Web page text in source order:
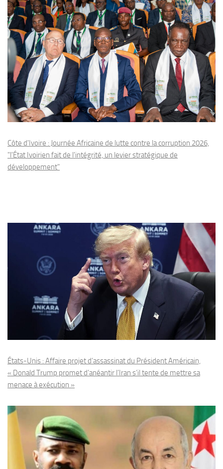
Côte d'Ivoire : Journée Africaine de lutte contre la corruption 2026,
"l'État Ivoirien fait de l'intégrité, un levier stratégique de
développement"
États-Unis : Affaire projet d’assassinat du Président Américain,
« Donald Trump promet d’anéantir l’Iran s’il tente de mettre sa
menace à exécution »